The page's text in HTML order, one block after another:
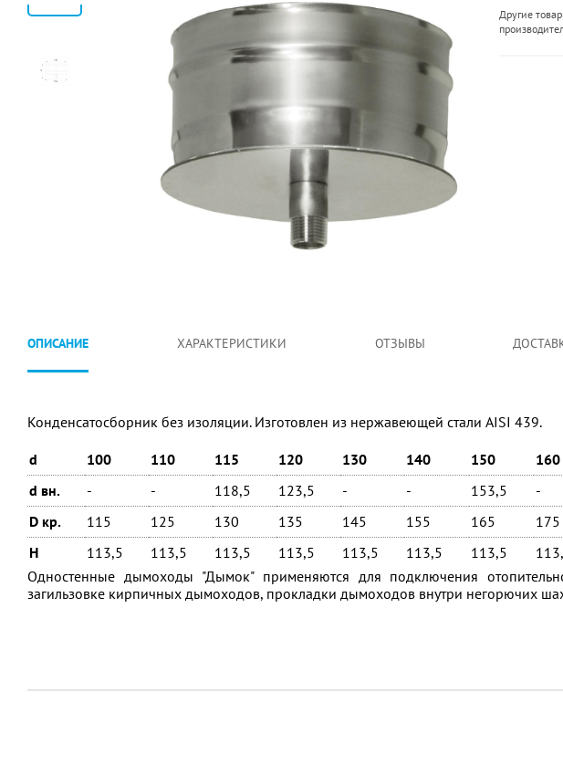
Другие
ОПИСАНИЕ ХАРАКТЕРИСТИКИ ОТЗЫВЫ
Конденсатосборник без изоляции. Изготовлен из нержавеющей стали AISI 439.
d 100 110 115 120 130 140 150 160
d вн.
- - 118,5 123,5 - - 153,5 -
D кр.
115 125 130 135 145 155 165 175
H
113,5 113,5 113,5 113,5 113,5 113,5 113,5
Одностенные дымоходы "Дымок" применяются для подключения
загильзовке кирпичных дымоходов, прокладки дымоходов внутри негорючих